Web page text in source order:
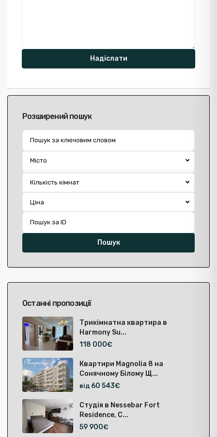
Розширений пошук
Місто
Кількість кімнат
Ціна
Пошук
Останні пропозиції
Трикімнатна квартира в
Harmony Su...
118 000€
Квартири Magnolia 8 на
Сонячному Білому Щ...
від 60 543€
Студія в Nessebar Fort
Residence, С...
59 900€